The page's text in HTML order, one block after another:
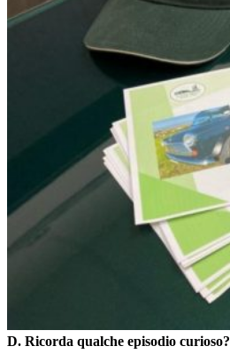
D. Ricorda qualche episodio curioso?